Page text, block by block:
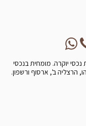
יוקרה. מומחית בנכסי
ב', ארסוף ורשפון.